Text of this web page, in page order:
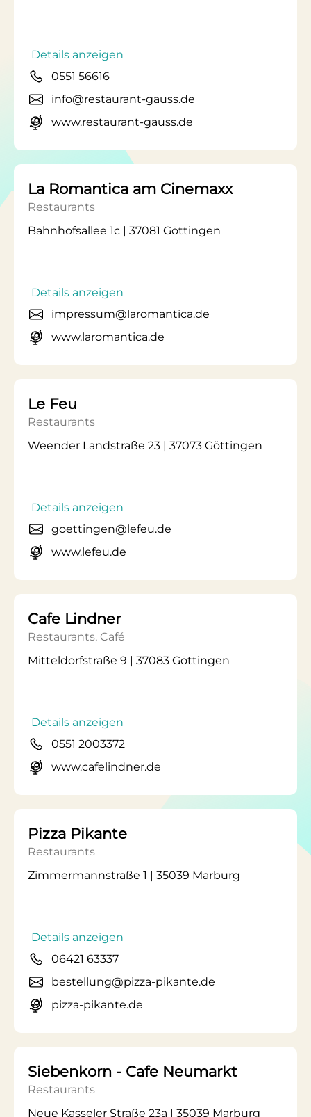
Details anzeigen
0551 56616
info@restaurant-gauss.de
www.restaurant-gauss.de
La Romantica am Cinemaxx
Restaurants
Bahnhofsallee 1c | 37081 Göttingen
Details anzeigen
impressum@laromantica.de
www.laromantica.de
Le Feu
Restaurants
Weender Landstraße 23 | 37073 Göttingen
Details anzeigen
goettingen@lefeu.de
www.lefeu.de
Cafe Lindner
Restaurants, Café
Mitteldorfstraße 9 | 37083 Göttingen
Details anzeigen
0551 2003372
www.cafelindner.de
Pizza Pikante
Restaurants
Zimmermannstraße 1 | 35039 Marburg
Details anzeigen
06421 63337
bestellung@pizza-pikante.de
pizza-pikante.de
Siebenkorn - Cafe Neumarkt
Restaurants
Neue Kasseler Straße 23a | 35039 Marburg